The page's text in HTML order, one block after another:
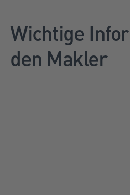
Wichtige
den Makler